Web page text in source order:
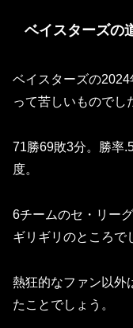
ベイスターズの
ベイスターズの
って苦しいものでし
71勝69敗3分。勝率
度。
6チームのセ・リー
ギリギリのところで
熱狂的なファン以外
たことでしょう。